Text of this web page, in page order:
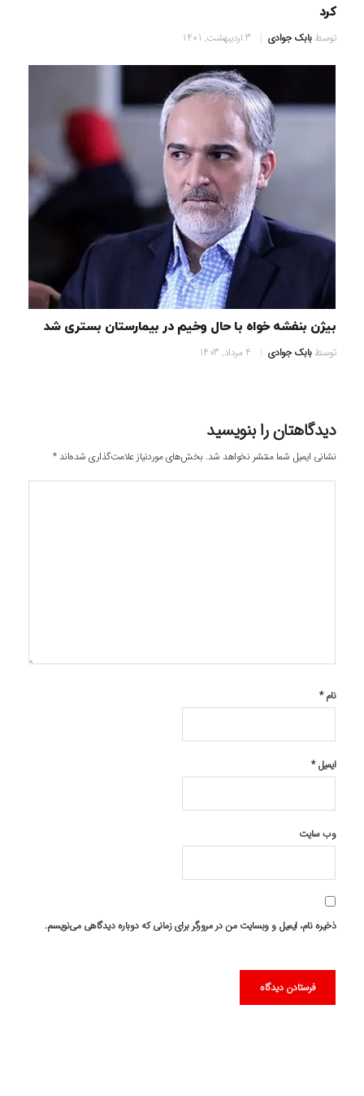
کرد
توسطبابک جوادی 3 اردیبهشت, 1401
بیژن بنفشه خواه با حال وخیم در بیمارستان بستری شد
توسطبابک جوادی 4 مرداد, 1403
دیدگاهتان را بنویسید
نشانی ایمیل شما منتشر نخواهد شد. بخش‌های موردنیاز علامت‌گذاری شده‌اند*
نام*
ایمیل*
وب‌ سایت
ذخیره نام، ایمیل و وبسایت من در مرورگر برای زمانی که دوباره دیدگاهی می‌نویسم.